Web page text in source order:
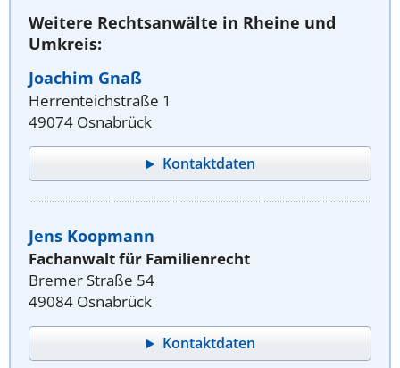
Weitere Rechtsanwälte in Rheine und
Umkreis:
Joachim Gnaß
Herrenteichstraße 1
49074 Osnabrück
Kontaktdaten
Jens Koopmann
Fachanwalt für Familienrecht
Bremer Straße 54
49084 Osnabrück
Kontaktdaten